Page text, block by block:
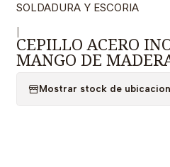
SOLDADURA Y ESCORIA
CEPILLO ACERO
MANGO DE
Mostrar stock de